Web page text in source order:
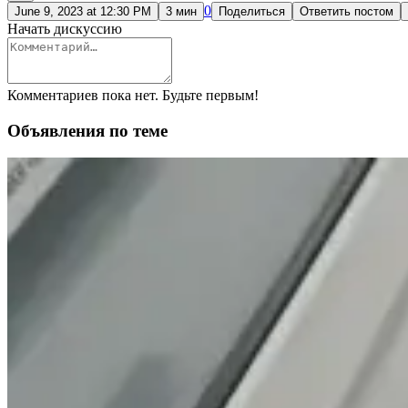
June 9, 2023 at 12:30 PM 3 мин 0 Поделиться Ответить постом
Начать дискуссию
Комментариев пока нет. Будьте первым!
Объявления по теме